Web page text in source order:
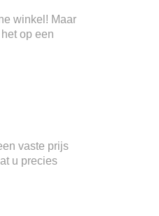
winkel! Maar
op een
vaste prijs
u precies